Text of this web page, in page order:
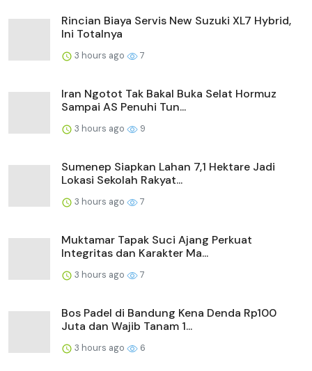
Rincian Biaya Servis New Suzuki XL7 Hybrid,
Ini Totalnya
3 hours ago 7
Iran Ngotot Tak Bakal Buka Selat Hormuz
Sampai AS Penuhi Tun...
3 hours ago 9
Sumenep Siapkan Lahan 7,1 Hektare Jadi
Lokasi Sekolah Rakyat...
3 hours ago 7
Muktamar Tapak Suci Ajang Perkuat
Integritas dan Karakter Ma...
3 hours ago 7
Bos Padel di Bandung Kena Denda Rp100
Juta dan Wajib Tanam 1...
3 hours ago 6